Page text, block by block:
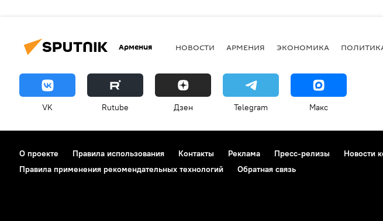
Армения НОВОСТИ АРМЕНИЯ ЭКОНОМИКА
VK Rutube Дзен Telegram Макс
О проекте Правила использования Контакты Реклама Пресс-релизы Новости
Правила применения рекомендательных технологий
Обратная связь